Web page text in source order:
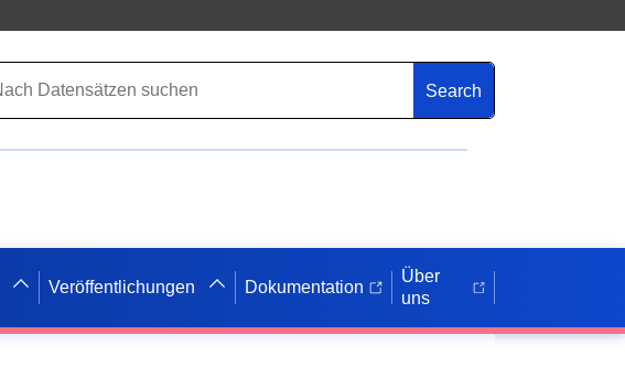
Search
Veröffentlichungen Dokumentation
Über
uns